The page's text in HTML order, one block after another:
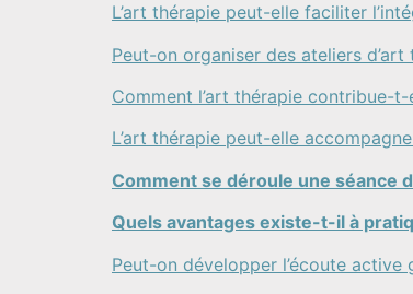
L’art thérapie peut-elle faciliter
Peut-on organiser des ateliers d’art
Comment l’art thérapie contribue-
L’art thérapie peut-elle
Comment se déroule une séance
Quels avantages existe-t-il à
Peut-on développer l’écoute active